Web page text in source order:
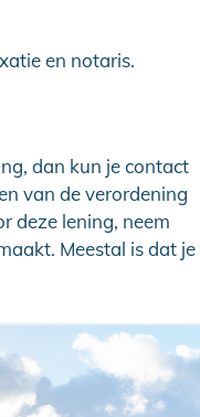
en notaris.
dan kun je contact
van de verordening
deze lening, neem
Meestal is dat je